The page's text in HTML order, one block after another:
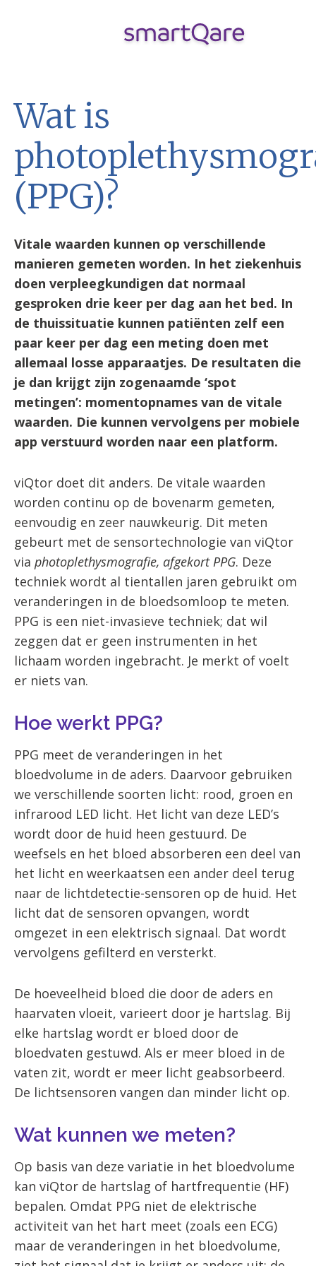
Producten & oplossingen
Klinische bronnen
Over smartQare
Contact
FaQ
Vacatures
English
Wat is
(PPG)?
Vitale waarden kunnen op verschillende
manieren gemeten worden. In het ziekenhuis
doen verpleegkundigen dat normaal
gesproken drie keer per dag aan het bed. In
de thuissituatie kunnen patiënten zelf een
paar keer per dag een meting doen met
allemaal losse apparaatjes. De resultaten die
je dan krijgt zijn zogenaamde ‘spot
metingen’: momentopnames van de vitale
waarden. Die kunnen vervolgens per mobiele
app verstuurd worden naar een platform.
viQtor doet dit anders. De vitale waarden
worden continu op de bovenarm gemeten,
eenvoudig en zeer nauwkeurig. Dit meten
gebeurt met de sensortechnologie van viQtor
via photoplethysmografie, afgekort PPG. Deze
techniek wordt al tientallen jaren gebruikt om
veranderingen in de bloedsomloop te meten.
PPG is een niet-invasieve techniek; dat wil
zeggen dat er geen instrumenten in het
lichaam worden ingebracht. Je merkt of voelt
er niets van.
Hoe werkt PPG?
PPG meet de veranderingen in het
bloedvolume in de aders. Daarvoor gebruiken
we verschillende soorten licht: rood, groen en
infrarood LED licht. Het licht van deze LED’s
wordt door de huid heen gestuurd. De
weefsels en het bloed absorberen een deel van
het licht en weerkaatsen een ander deel terug
naar de lichtdetectie-sensoren op de huid. Het
licht dat de sensoren opvangen, wordt
omgezet in een elektrisch signaal. Dat wordt
vervolgens gefilterd en versterkt.
De hoeveelheid bloed die door de aders en
haarvaten vloeit, varieert door je hartslag. Bij
elke hartslag wordt er bloed door de
bloedvaten gestuwd. Als er meer bloed in de
vaten zit, wordt er meer licht geabsorbeerd.
De lichtsensoren vangen dan minder licht op.
Wat kunnen we meten?
Op basis van deze variatie in het bloedvolume
kan viQtor de hartslag of hartfrequentie (HF)
bepalen. Omdat PPG niet de elektrische
activiteit van het hart meet (zoals een ECG)
maar de veranderingen in het bloedvolume,